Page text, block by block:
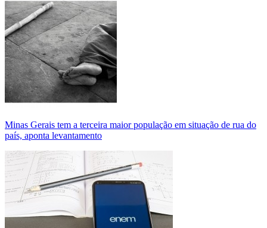
Minas Gerais tem a terceira maior população em situação de rua do
país, aponta levantamento